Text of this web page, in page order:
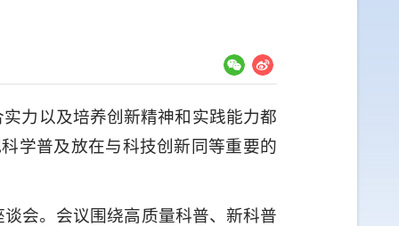
力以及培养创新精神和实践能力都
学普及放在与科技创新同等重要的
会。会议围绕高质量科普、新科普